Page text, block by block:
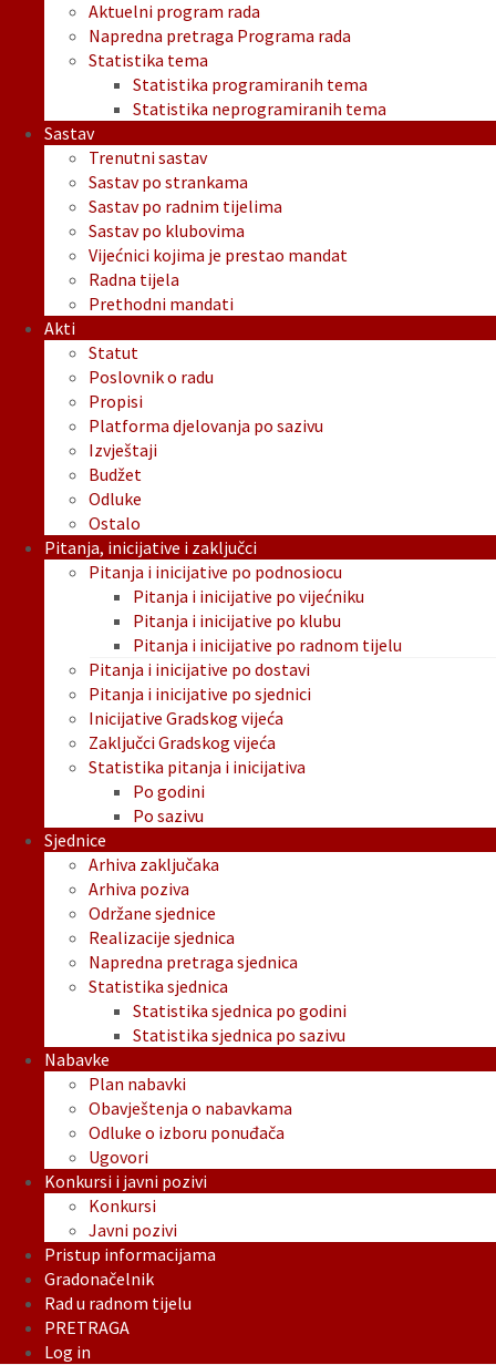
Aktuelni program rada
Napredna pretraga Programa rada
Statistika tema
Statistika programiranih tema
Statistika neprogramiranih tema
Sastav
Trenutni sastav
Sastav po strankama
Sastav po radnim tijelima
Sastav po klubovima
Vijećnici kojima je prestao mandat
Radna tijela
Prethodni mandati
Akti
Statut
Poslovnik o radu
Propisi
Platforma djelovanja po sazivu
Izvještaji
Budžet
Odluke
Ostalo
Pitanja, inicijative i zaključci
Pitanja i inicijative po podnosiocu
Pitanja i inicijative po vijećniku
Pitanja i inicijative po klubu
Pitanja i inicijative po radnom tijelu
Pitanja i inicijative po dostavi
Pitanja i inicijative po sjednici
Inicijative Gradskog vijeća
Zaključci Gradskog vijeća
Statistika pitanja i inicijativa
Po godini
Po sazivu
Sjednice
Arhiva zaključaka
Arhiva poziva
Održane sjednice
Realizacije sjednica
Napredna pretraga sjednica
Statistika sjednica
Statistika sjednica po godini
Statistika sjednica po sazivu
Nabavke
Plan nabavki
Obavještenja o nabavkama
Odluke o izboru ponuđača
Ugovori
Konkursi i javni pozivi
Konkursi
Javni pozivi
Pristup informacijama
Gradonačelnik
Rad u radnom tijelu
PRETRAGA
Log in